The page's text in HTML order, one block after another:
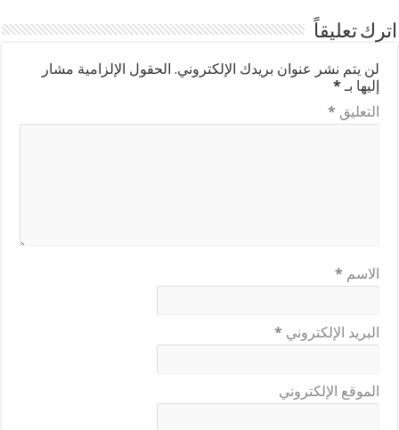
اترك تعليقاً
لن يتم نشر عنوان بريدك الإلكتروني. الحقول الإلزامية مشار
إليها بـ *
التعليق *
الاسم *
البريد الإلكتروني *
الموقع الإلكتروني